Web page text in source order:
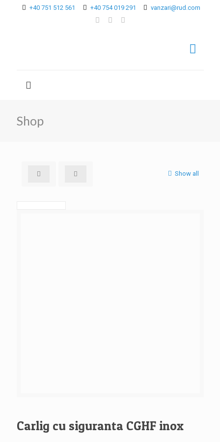
+40 751 512 561 +40 754 019 291 vanzari@rud.com
Shop
Show all
Carlig cu siguranta CGHF inox